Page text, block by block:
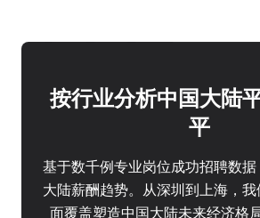
按行业分析中国大陆
平
基于数千例专业岗位成功招聘数
大陆薪酬趋势。从深圳到上海，
面覆盖塑造中国大陆未来经济格